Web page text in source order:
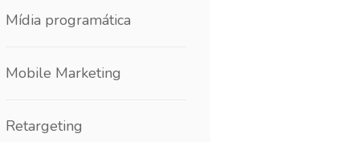
Mídia programática
Mobile Marketing
Retargeting